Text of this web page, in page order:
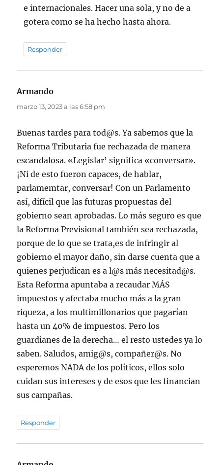
e internacionales. Hacer una sola, y no de a
gotera como se ha hecho hasta ahora.
Responder
Armando
marzo 13, 2023 a las 6:58 pm
Buenas tardes para tod@s. Ya sabemos que la
Reforma Tributaria fue rechazada de manera
escandalosa. «Legislar’ significa «conversar».
¡Ni de esto fueron capaces, de hablar,
parlamemtar, conversar! Con un Parlamento
así, difícil que las futuras propuestas del
gobierno sean aprobadas. Lo más seguro es que
la Reforma Previsional también sea rechazada,
porque de lo que se trata,es de infringir al
gobierno el mayor daño, sin darse cuenta que a
quienes perjudican es a l@s más necesitad@s.
Esta Reforma apuntaba a recaudar MÁS
impuestos y afectaba mucho más a la gran
riqueza, a los multimillonarios que pagarían
hasta un 40% de impuestos. Pero los
guardianes de la derecha… el resto ustedes ya lo
saben. Saludos, amig@s, compañer@s. No
esperemos NADA de los políticos, ellos solo
cuidan sus intereses y de esos que les financian
sus campañas.
Responder